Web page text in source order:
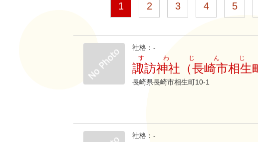
1 2 3 4 5
社格：-
諏訪神社（長崎市相生
すわじんじ
長崎県長崎市相生町10-1
社格：-